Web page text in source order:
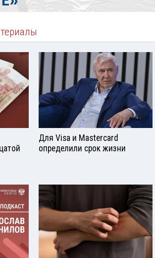
Для Visа и Mastercard
определили срок жизни